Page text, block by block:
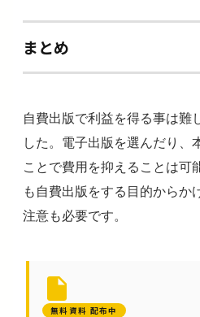
まとめ
自費出版で利益を得る事は難
した。電子出版を選んだり、
ことで費用を抑えることは可
も自費出版をする目的からか
注意も必要です。
無料資料 配布中